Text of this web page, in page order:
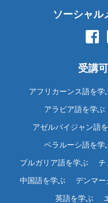
ソーシャル
受講
アフリカーンス語を学
アラビア語を学ぶ
アゼルバイジャン語
ベラルーシ語を学
ブルガリア語を学ぶ チ
中国語を学ぶ デンマー
英語を学ぶ